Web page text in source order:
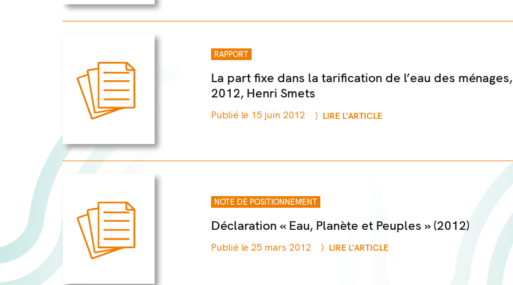
RAPPORT
La part fixe dans la tarification de l’eau des ménages,
2012, Henri Smets
Publié le 15 juin 2012 LIRE L'ARTICLE
NOTE DE POSITIONNEMENT
Déclaration « Eau, Planète et Peuples » (2012)
Publié le 25 mars 2012 LIRE L'ARTICLE